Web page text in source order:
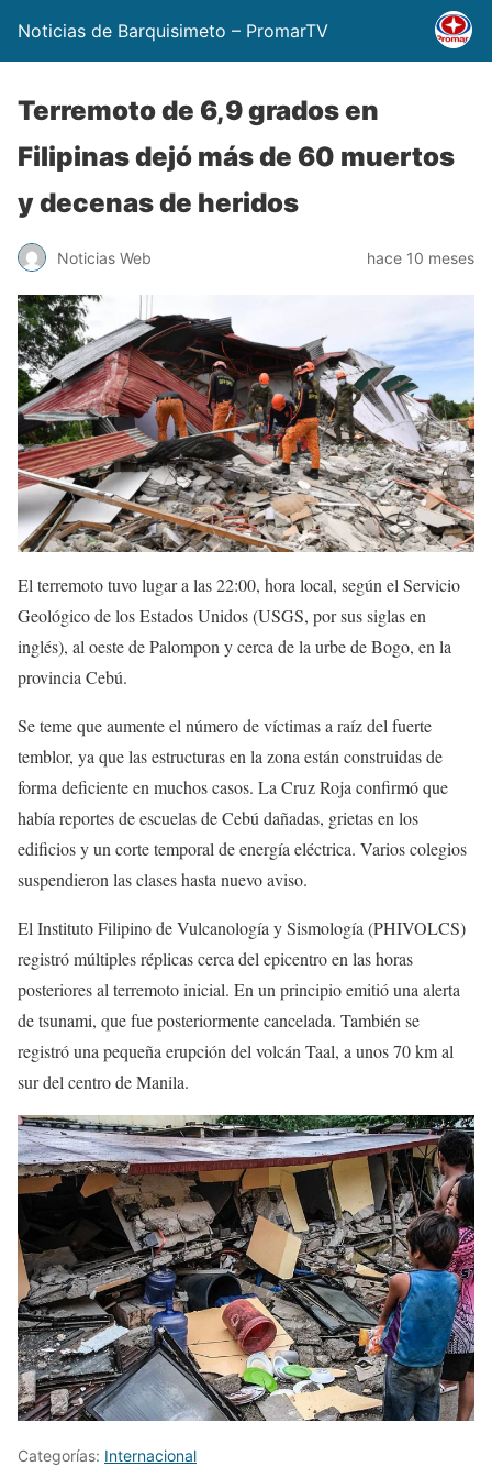
Noticias de Barquisimeto – PromarTV
Terremoto de 6,9 grados en
Filipinas dejó más de 60 muertos
y decenas de heridos
Noticias Web hace 10 meses
El terremoto tuvo lugar a las 22:00, hora local, según el Servicio
Geológico de los Estados Unidos (USGS, por sus siglas en
inglés), al oeste de Palompon y cerca de la urbe de Bogo, en la
provincia Cebú.
Se teme que aumente el número de víctimas a raíz del fuerte
temblor, ya que las estructuras en la zona están construidas de
forma deficiente en muchos casos. La Cruz Roja confirmó que
había reportes de escuelas de Cebú dañadas, grietas en los
edificios y un corte temporal de energía eléctrica. Varios colegios
suspendieron las clases hasta nuevo aviso.
El Instituto Filipino de Vulcanología y Sismología (PHIVOLCS)
registró múltiples réplicas cerca del epicentro en las horas
posteriores al terremoto inicial. En un principio emitió una alerta
de tsunami, que fue posteriormente cancelada. También se
registró una pequeña erupción del volcán Taal, a unos 70 km al
sur del centro de Manila.
Categorías: Internacional